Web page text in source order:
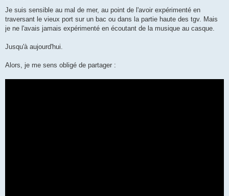
s
a
g
Je suis sensible au mal de mer, au point de l'avoir expérimenté en
traversant le vieux port sur un bac ou dans la partie haute des tgv. Mais
je ne l'avais jamais expérimenté en écoutant de la musique au casque.
Jusqu'à aujourd'hui.
Alors, je me sens obligé de partager :